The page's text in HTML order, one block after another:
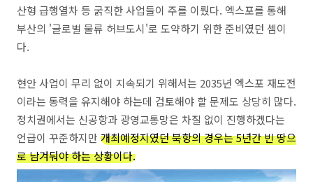
산형 급행열차 등 굵직한 사업들이 주를 이뤘다. 엑스포를 통해
부산의 '글로벌 물류 허브도시'로 도약하기 위한 준비였던 셈이
다.
현안 사업이 무리 없이 지속되기 위해서는 2035년 엑스포 재도전
이라는 동력을 유지해야 하는데 검토해야 할 문제도 상당히 많다.
정치권에서는 신공항과 광영교통망은 차질 없이 진행하겠다는
언급이 꾸준하지만 개최예정지였던 북항의 경우는 5년간 빈 땅으
로 남겨둬야 하는 상황이다.